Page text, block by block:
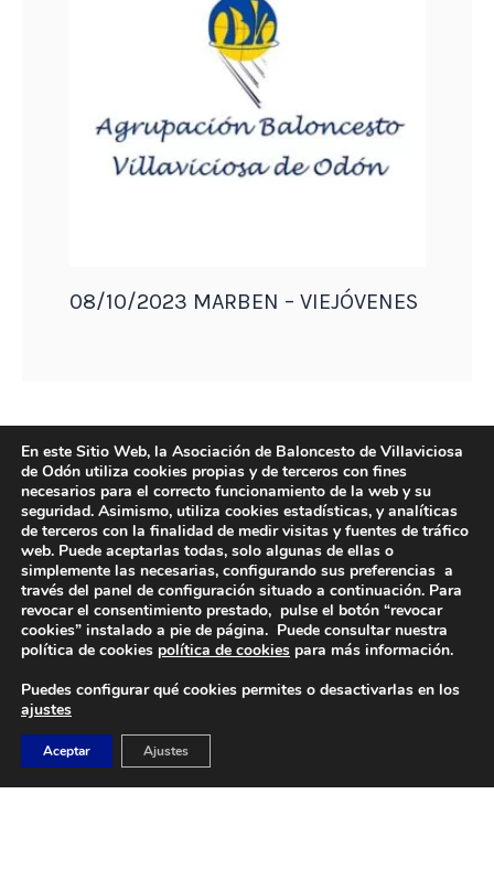
08/10/2023 MARBEN – VIEJÓVENES
DIRECCIÓN
Camino de Sacedón 15
Villaviciosa de Odón (Madrid)
En este Sitio Web, la Asociación de Baloncesto de Villaviciosa
de Odón utiliza cookies propias y de terceros con fines
necesarios para el correcto funcionamiento de la web y su
seguridad. Asimismo, utiliza cookies estadísticas, y analíticas
de terceros con la finalidad de medir visitas y fuentes de tráfico
web. Puede aceptarlas todas, solo algunas de ellas o
simplemente las necesarias, configurando sus preferencias a
través del panel de configuración situado a continuación. Para
revocar el consentimiento prestado, pulse el botón “revocar
cookies” instalado a pie de página. Puede consultar nuestra
política de cookies política de cookies para más información.
Puedes configurar qué cookies permites o desactivarlas en los
ajustes
Aceptar Ajustes